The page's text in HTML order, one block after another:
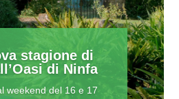
stagione di
di Ninfa
weekend del 16 e 17